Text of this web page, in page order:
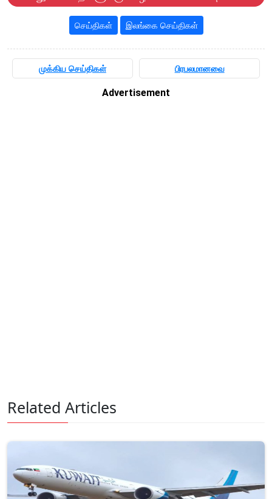
செய்திகள் இலங்கை செய்திகள்
முக்கிய செய்திகள் பிரபலமானவை
Advertisement
Related Articles